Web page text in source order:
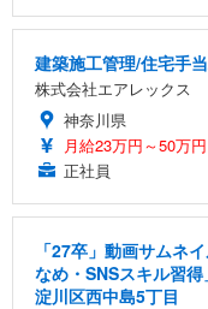
建築施工管理/住宅手
株式会社エアレックス
神奈川県
月給23万円～50万円
正社員
「27卒」動画サムネ
なめ・SNSスキル習
淀川区西中島5丁目